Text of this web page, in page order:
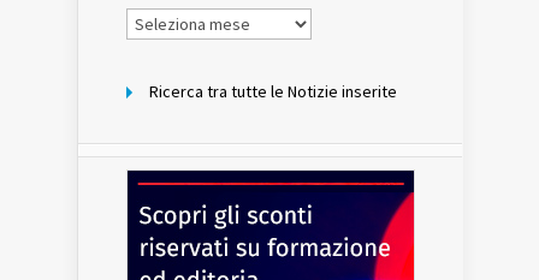
Notizie
per
Ricerca tra tutte le Notizie inserite